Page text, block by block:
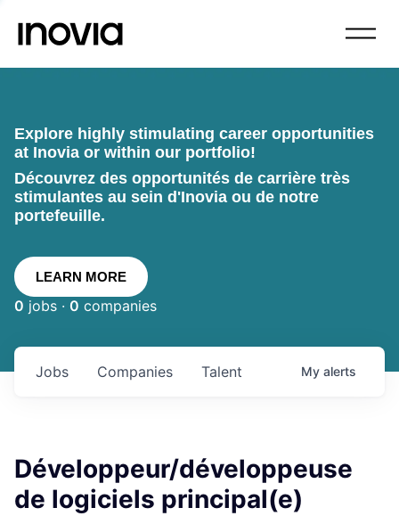
Explore highly stimulating career opportunities
at Inovia or within our portfolio!
Découvrez des opportunités de carrière très
stimulantes au sein d'Inovia ou de notre
portefeuille.
LEARN MORE
0 jobs · 0 companies
Jobs Companies Talent My alerts
Développeur/développeuse
de logiciels principal(e)